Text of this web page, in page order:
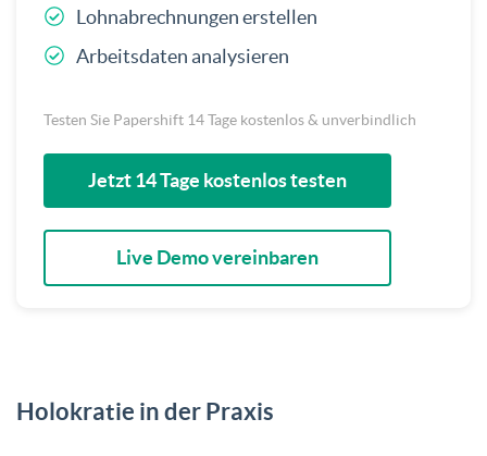
Lohnabrechnungen erstellen
Arbeitsdaten analysieren
Testen Sie Papershift 14 Tage kostenlos & unverbindlich
Jetzt 14 Tage kostenlos testen
Live Demo vereinbaren
Holokratie in der Praxis